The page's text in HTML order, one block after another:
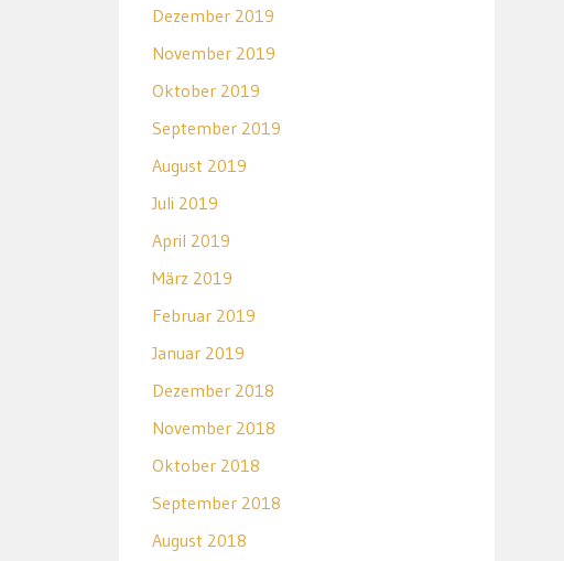
Dezember 2019
November 2019
Oktober 2019
September 2019
August 2019
Juli 2019
April 2019
März 2019
Februar 2019
Januar 2019
Dezember 2018
November 2018
Oktober 2018
September 2018
August 2018